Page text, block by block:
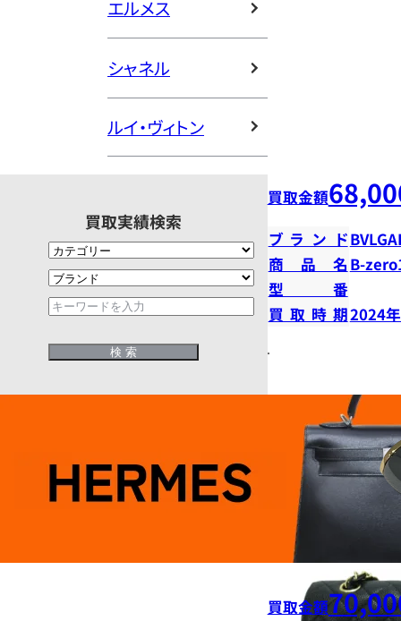
エルメス
シャネル
ルイ・ヴィトン
買取実績検索
買取金額
ブランド
商品名 B-
型番
買取時期2024
買取金額